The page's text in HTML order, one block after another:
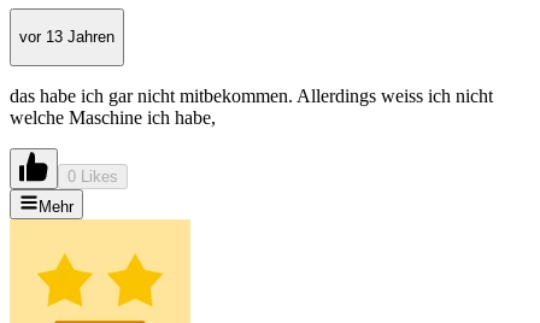
vor 13 Jahren
das habe ich gar nicht mitbekommen. Allerdings weiss ich nicht
welche Maschine ich habe,
0 Likes
Mehr